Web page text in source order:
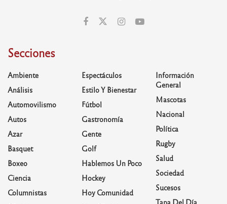
Secciones
Ambiente
Análisis
Automovilismo
Autos
Azar
Basquet
Boxeo
Ciencia
Columnistas
Espectáculos
Estilo Y Bienestar
Fútbol
Gastronomía
Gente
Golf
Hablemos Un Poco
Hockey
Hoy Comunidad
Información
General
Mascotas
Nacional
Política
Rugby
Salud
Sociedad
Sucesos
Tapa Del Día